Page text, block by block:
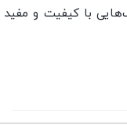
با کیفیت و مفید